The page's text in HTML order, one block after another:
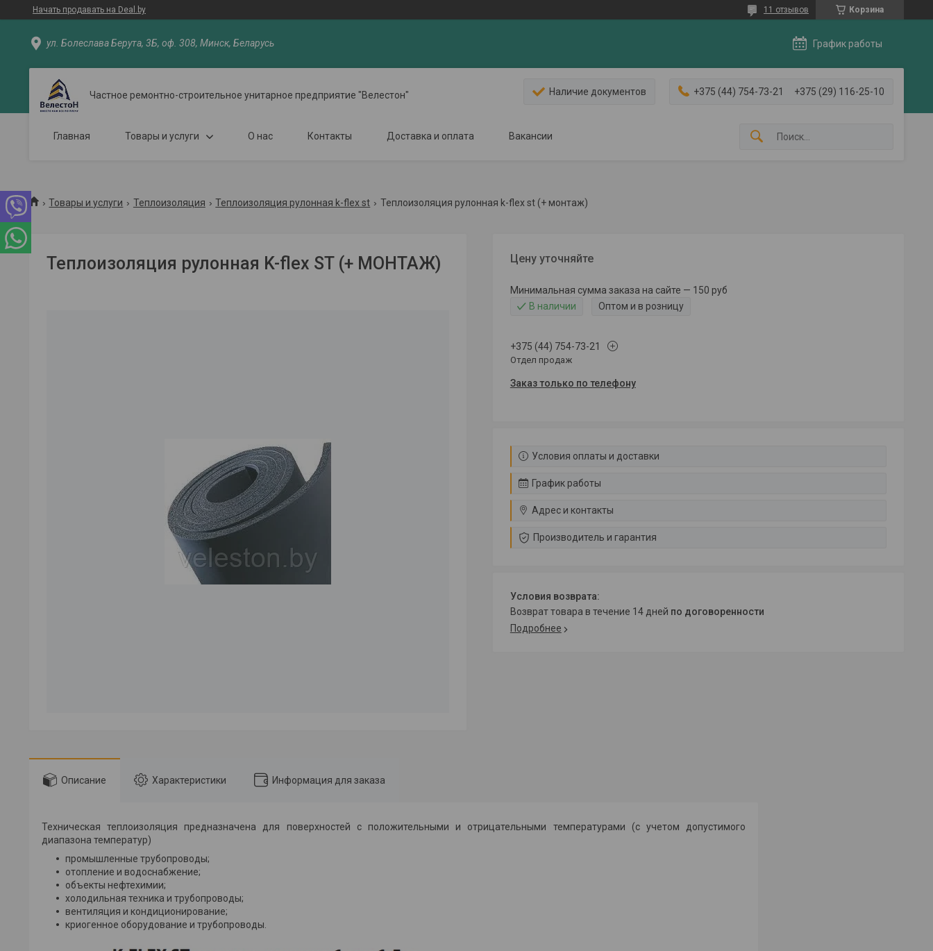
Начать продавать на Deal.by Корзина
11 отзывов
ул. Болеслава Берута, 3Б, оф. 308, Минск, Беларусь График работы
Частное ремонтно-строительное унитарное предприятие "Велестон" Наличие документов +375 (44) 754-73-21 +375 (29) 116-25-10
Главная Товары и услуги О нас Контакты Доставка и оплата Вакансии
Товары и услуги Теплоизоляция Теплоизоляция рулонная k-flex st Теплоизоляция рулонная k-flex st (+ монтаж)
Теплоизоляция рулонная K-flex ST (+ МОНТАЖ) Цену уточняйте
Минимальная сумма заказа на сайте — 150 руб
В наличии
Оптом и в розницу
+375 (44) 754-73-21
Отдел продаж
Заказ только по телефону
Условия оплаты и доставки
График работы
Адрес и контакты
Производитель и гарантия
возврат товара в течение 14 дней по договоренности
Подробнее
Описание Характеристики Информация для заказа
Техническая теплоизоляция предназначена для поверхностей с положительными и отрицательными температурами (с учетом допустимого
диапазона температур)
промышленные трубопроводы;
отопление и водоснабжение;
объекты нефтехимии;
холодильная техника и трубопроводы;
вентиляция и кондиционирование;
криогенное оборудование и трубопроводы.